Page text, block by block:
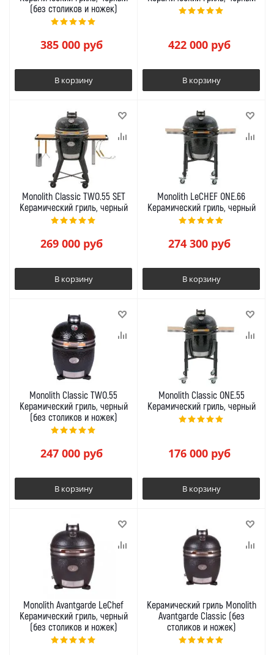
(без столиков и ножек)
385 000руб
В корзину
422 000руб
В корзину
Monolith Classic TWO.55 SET
Керамический гриль, черный
269 000руб
В корзину
Monolith LeCHEF ONE.66
Керамический гриль, черный
274 300руб
В корзину
Monolith Classic TWO.55
Керамический гриль, черный
(без столиков и ножек)
247 000руб
В корзину
Monolith Classic ONE.55
Керамический гриль, черный
176 000руб
В корзину
Monolith Avantgarde LeChef
Керамический гриль, черный
(без столиков и ножек)
Керамический гриль Monolith
Avantgarde Classic (без
столиков и ножек)